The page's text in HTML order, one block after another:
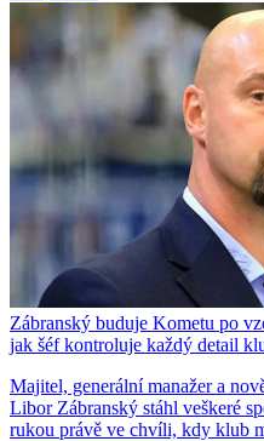
Zábranský buduje Kometu po
jak šéf kontroluje každý detail
Majitel, generální manažer a
Libor Zábranský stáhl veškeré
rukou právě ve chvíli, kdy klub